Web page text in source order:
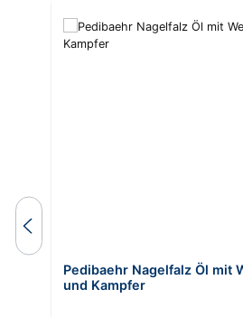
Pedibaehr Nagelfalz Öl mit
und Kampfer